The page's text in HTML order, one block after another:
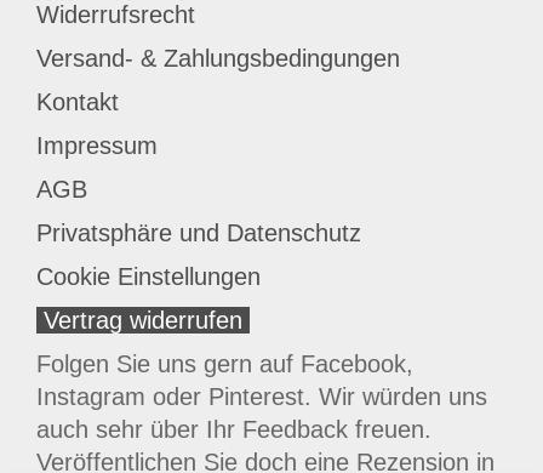
Widerrufsrecht
Versand- & Zahlungsbedingungen
Kontakt
Impressum
AGB
Privatsphäre und Datenschutz
Cookie Einstellungen
Vertrag widerrufen
Folgen Sie uns gern auf Facebook,
Instagram oder Pinterest. Wir würden uns
auch sehr über Ihr Feedback freuen.
Veröffentlichen Sie doch eine Rezension in